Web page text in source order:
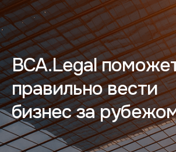
BCA.Legal
правильно вести
бизнес за